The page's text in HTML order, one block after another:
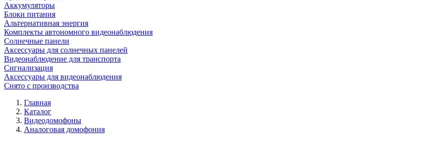
Аккумуляторы
Блоки питания
Альтернативная энергия
Комплекты автономного видеонаблюдения
Солнечные панели
Аксессуары для солнечных панелей
Видеонаблюдение для транспорта
Сигнализация
Аксессуары для видеонаблюдения
Снято с производства
Главная
Каталог
Видеодомофоны
Аналоговая домофония